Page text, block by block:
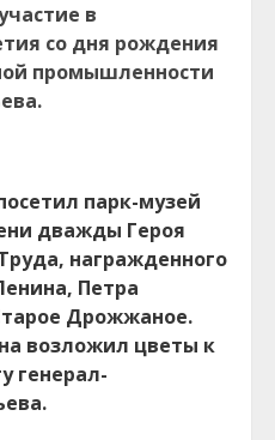
в
со дня рождения
промышленности
парк-музей
дважды Героя
награжденного
Петра
Дрожжаное.
возложил цветы к
генерал-